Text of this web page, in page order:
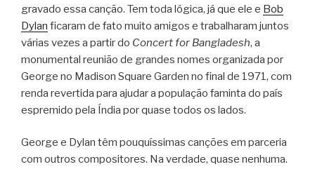
gravado essa canção. Tem toda lógica, já que ele e Bob
Dylan ficaram de fato muito amigos e trabalharam juntos
várias vezes a partir do Concert for Bangladesh, a
monumental reunião de grandes nomes organizada por
George no Madison Square Garden no final de 1971, com
renda revertida para ajudar a população faminta do país
espremido pela Índia por quase todos os lados.
George e Dylan têm pouquíssimas canções em parceria
com outros compositores. Na verdade, quase nenhuma.